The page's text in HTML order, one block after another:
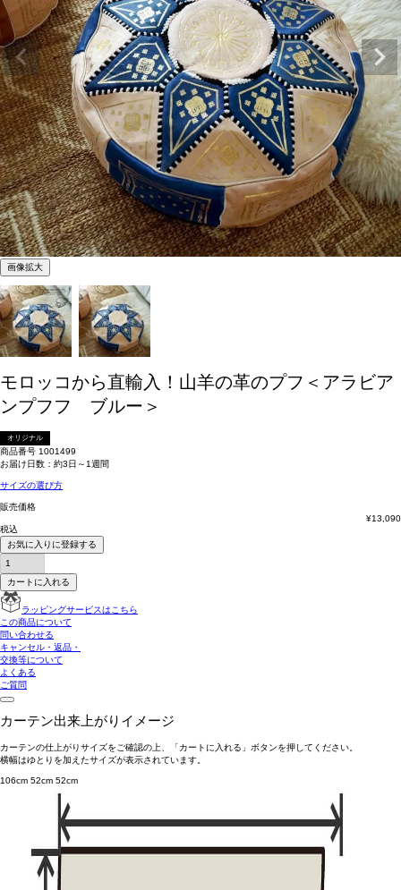
画像拡大
モロッコから直輸入！山羊の革のプフ＜アラビア
ンプフフ ブルー＞
オリジナル
商品番号 1001499
お届け日数：約3日～1週間
サイズの選び方
販売価格
¥13,090
税込
お気に入りに登録する
カートに入れる
ラッピングサービスはこちら
この商品について
問い合わせる
キャンセル・返品・
交換等について
よくある
ご質問
カーテン出来上がりイメージ
カーテンの仕上がりサイズをご確認の上、「カートに入れる」ボタンを押してください。
横幅はゆとりを加えたサイズが表示されています。
106cm 52cm 52cm